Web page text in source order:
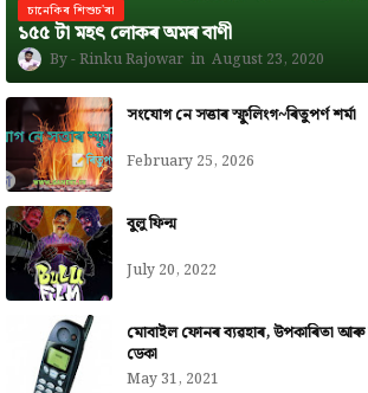
চানেকিৰ শিশুচ'ৰা
১৫৫ টা মহৎ লোকৰ অমৰ বাণী
Rinku Rajowar August 23, 2020
সংযোগ নে সত্তাৰ স্ফুলিংগ~ৰিতুপৰ্ণ শৰ্মা
February 25, 2026
বুলু ফিল্ম
July 20, 2022
মোবাইল ফোনৰ ব্যৱহাৰ, উপকাৰিতা আৰু
ডেকা
May 31, 2021